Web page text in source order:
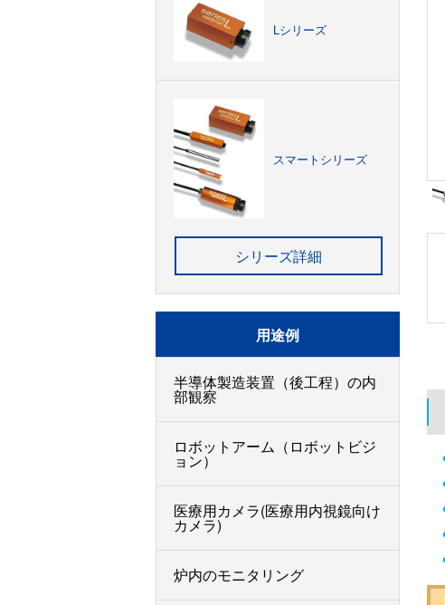
Lシリーズ
スマートシリーズ
シリーズ詳細
用途例
半導体製造装置（後工程）の内
部観察
ロボットアーム（ロボットビジ
ョン）
医療用カメラ(医療用内視鏡向け
カメラ)
炉内のモニタリング